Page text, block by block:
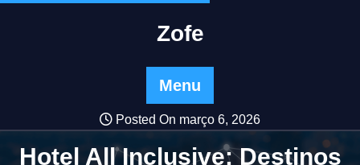
Zofe
Menu
Posted On março 6, 2026
Hotel All Inclusive: Destinos